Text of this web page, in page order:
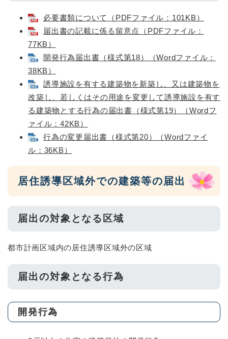
必要書類について（PDFファイル：101KB）
届出書の記載に係る留意点（PDFファイル：
77KB）
開発行為届出書（様式第18）（Wordファイル：
38KB）
誘導施設を有する建築物を新築し、又は建築物を
改築し、若しくはその用途を変更して誘導施設を有す
る建築物とする行為の届出書（様式第19）（Wordフ
ァイル：42KB）
行為の変更届出書（様式第20）（Wordファイ
ル：36KB）
居住誘導区域外での建築等の届出
届出の対象となる区域
都市計画区域内の居住誘導区域外の区域
届出の対象となる行為
開発行為